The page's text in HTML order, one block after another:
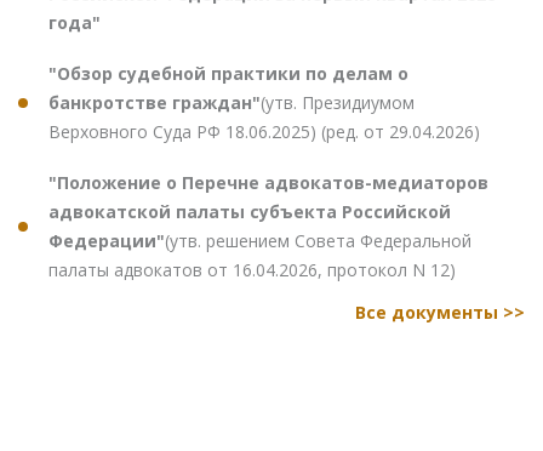
года"
"Обзор судебной практики по делам о
банкротстве граждан"(утв. Президиумом
Верховного Суда РФ 18.06.2025) (ред. от 29.04.2026)
"Положение о Перечне адвокатов-медиаторов
адвокатской палаты субъекта Российской
Федерации"(утв. решением Совета Федеральной
палаты адвокатов от 16.04.2026, протокол N 12)
Все документы >>